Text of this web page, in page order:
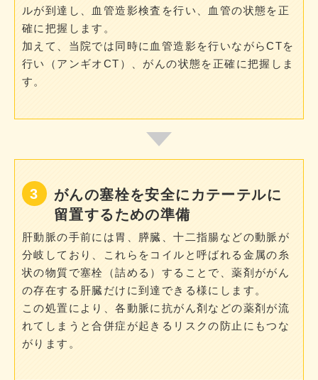
ルが到達し、血管造影検査を行い、血管の状態を正
確に把握します。
加えて、当院では同時に血管造影を行いながらCTを
行い（アンギオCT）、がんの状態を正確に把握しま
す。
がんの塞栓を安全にカテーテルに
留置するための準備
肝動脈の手前には胃、膵臓、十二指腸などの動脈が
分岐しており、これらをコイルと呼ばれる金属の糸
状の物質で塞栓（詰める）することで、薬剤ががん
の存在する肝臓だけに到達できる様にします。
この処置により、各動脈に抗がん剤などの薬剤が流
れてしまうと合併症が起きるリスクの防止にもつな
がります。